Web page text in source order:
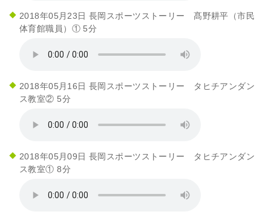
2018年05月23日 長岡スポーツストーリー 髙野耕平（市民
体育館職員）① 5分
2018年05月16日 長岡スポーツストーリー タヒチアンダン
ス教室② 5分
2018年05月09日 長岡スポーツストーリー タヒチアンダン
ス教室① 8分